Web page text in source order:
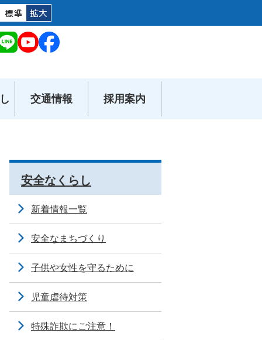
交通情報 採用案内
安全なくらし
新着情報一覧
安全なまちづくり
子供や女性を守るために
児童虐待対策
特殊詐欺にご注意！